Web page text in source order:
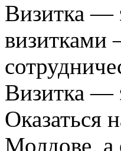
Визитка —
визитками
Визитка —
Оказаться
Молдове, а